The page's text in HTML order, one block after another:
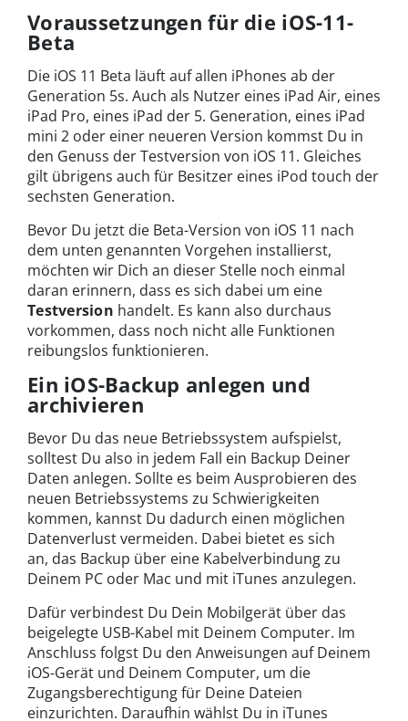
Voraussetzungen für die iOS-11-
Beta
Die iOS 11 Beta läuft auf allen iPhones ab der
Generation 5s. Auch als Nutzer eines iPad Air, eines
iPad Pro, eines iPad der 5. Generation, eines iPad
mini 2 oder einer neueren Version kommst Du in
den Genuss der Testversion von iOS 11. Gleiches
gilt übrigens auch für Besitzer eines iPod touch der
sechsten Generation.
Bevor Du jetzt die Beta-Version von iOS 11 nach
dem unten genannten Vorgehen installierst,
möchten wir Dich an dieser Stelle noch einmal
daran erinnern, dass es sich dabei um eine
Testversion handelt. Es kann also durchaus
vorkommen, dass noch nicht alle Funktionen
reibungslos funktionieren.
Ein iOS-Backup anlegen und
archivieren
Bevor Du das neue Betriebssystem aufspielst,
solltest Du also in jedem Fall ein Backup Deiner
Daten anlegen. Sollte es beim Ausprobieren des
neuen Betriebssystems zu Schwierigkeiten
kommen, kannst Du dadurch einen möglichen
Datenverlust vermeiden. Dabei bietet es sich
an, das Backup über eine Kabelverbindung zu
Deinem PC oder Mac und mit iTunes anzulegen.
Dafür verbindest Du Dein Mobilgerät über das
beigelegte USB-Kabel mit Deinem Computer. Im
Anschluss folgst Du den Anweisungen auf Deinem
iOS-Gerät und Deinem Computer, um die
Zugangsberechtigung für Deine Dateien
einzurichten. Daraufhin wählst Du in iTunes